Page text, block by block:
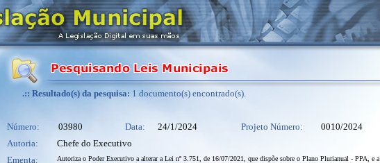
.:: Resultado(s) da pesquisa: 1 documento(s) encontrado(s).
Número: 03980 Data: 24/1/2024 Projeto Número:
0010/2024
Autoria:
Chefe do Executivo
Ementa:
Autoriza o Poder Executivo a alterar a Lei nº 3.751, de 16/07/2021, que dispõe sobre o Plano Plurianual - PPA, e a